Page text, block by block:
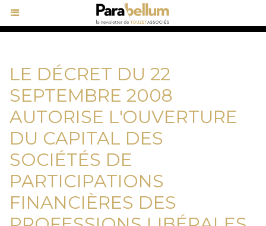
LE DÉCRET DU 22
SEPTEMBRE 2008
AUTORISE L'OUVERTURE
DU CAPITAL DES
SOCIÉTÉS DE
PARTICIPATIONS
FINANCIÈRES DES